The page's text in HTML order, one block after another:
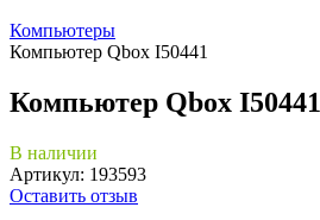
Компьютеры
Компьютер Qbox I50441
Компьютер Qbox I50441
В наличии
Артикул: 193593
Оставить отзыв